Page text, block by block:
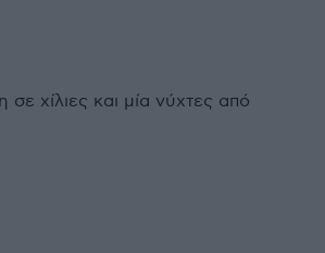
σε χίλιες και μία νύχτες από